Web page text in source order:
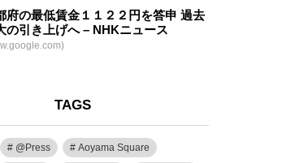
府の最低賃金１１２２円を答申 過去
の引き上げへ – NHKニュース
TAGS
@Press Aoyama Square